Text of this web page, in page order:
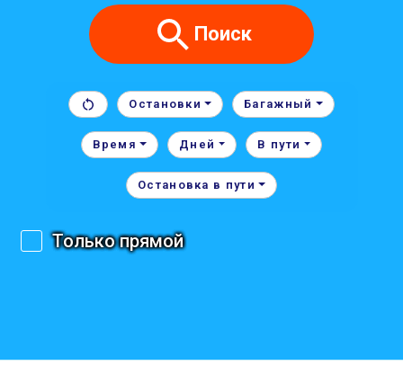
Поиск
Остановки Багажный
Время Дней В пути
Остановка в пути
Только прямой